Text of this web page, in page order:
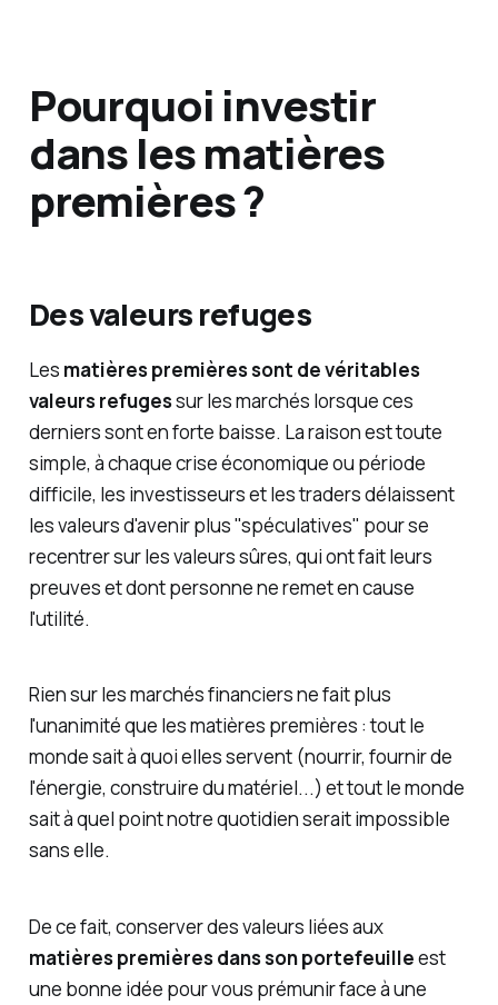
Pourquoi investir
dans les matières
premières ?
Des valeurs refuges
Les matières premières sont de véritables
valeurs refugessur les marchés lorsque ces
derniers sont en forte baisse. La raison est toute
simple, à chaque crise économique ou période
difficile, les investisseurs et les traders délaissent
les valeurs d'avenir plus "spéculatives" pour se
recentrer sur les valeurs sûres, qui ont fait leurs
preuves et dont personne ne remet en cause
l'utilité.
Rien sur les marchés financiers ne fait plus
l'unanimité que les matières premières : tout le
monde sait à quoi elles servent (nourrir, fournir de
l'énergie, construire du matériel...) et tout le monde
sait à quel point notre quotidien serait impossible
sans elle.
De ce fait, conserver des valeurs liées aux
matières premières dans son portefeuilleest
une bonne idée pour vous prémunir face à une